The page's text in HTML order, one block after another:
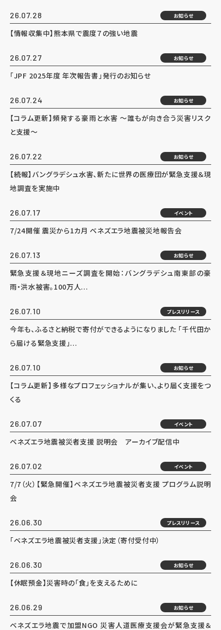
26.07.28 お知らせ
【情報収集中】熊本県で震度７の強い地震
26.07.27 お知らせ
「JPF 2025年度 年次報告書」発行のお知らせ
26.07.24 お知らせ
【コラム更新】頻発する豪雨と水害 ～誰もが向き合う災害リスク
と支援～
26.07.22 お知らせ
【続報】バングラデシュ水害、新たに世界の医療団が緊急支援＆現
地調査を実施中
26.07.17 イベント
7/24開催 震災から1カ月 ベネズエラ地震被災地報告会
26.07.13 お知らせ
緊急支援＆現地ニーズ調査を開始：バングラデシュ南東部の豪
雨・洪水被害。100万人...
26.07.10 プレスリリース
今年も、ふるさと納税で寄付ができるようになりました 「千代田か
ら届ける緊急支援」...
26.07.10 お知らせ
【コラム更新】多様なプロフェッショナルが集い、より届く支援をつ
くる
26.07.07 イベント
ベネズエラ地震被災者支援 説明会 アーカイブ配信中
26.07.02 イベント
7/7（火）【緊急開催】ベネズエラ地震被災者支援 プログラム説明
会
26.06.30 プレスリリース
「ベネズエラ地震被災者支援」決定（寄付受付中）
26.06.30 お知らせ
【休眠預金】災害時の「食」を支えるために
26.06.29 お知らせ
ベネズエラ地震で加盟NGO 災害人道医療支援会が緊急支援＆